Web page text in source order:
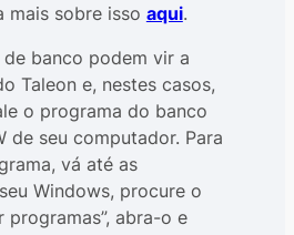
mais sobre isso aqui.
banco podem vir a
Taleon e, nestes casos,
o programa do banco
de seu computador. Para
vá até as
Windows, procure o
programas”, abra-o e